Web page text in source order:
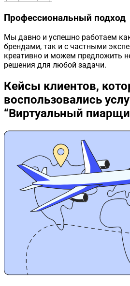
Профессиональный подход
Мы давно и успешно работаем
брендами, так и с частными
креативно и можем предложить
решения для любой задачи.
Кейсы клиентов,
воспользовались
“Виртуальный